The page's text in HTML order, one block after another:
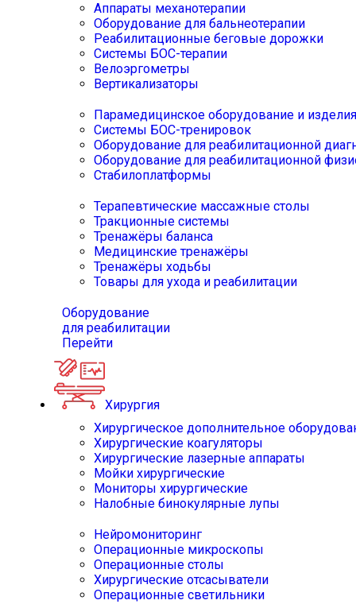
Аппараты механотерапии
Оборудование для бальнеотерапии
Реабилитационные беговые дорожки
Системы БОС-терапии
Велоэргометры
Вертикализаторы
Парамедицинское оборудование и изделия
Системы БОС-тренировок
Оборудование для реабилитационной
Оборудование для реабилитационной
Стабилоплатформы
Терапевтические массажные столы
Тракционные системы
Тренажёры баланса
Медицинские тренажёры
Тренажёры ходьбы
Товары для ухода и реабилитации
Оборудование
для реабилитации
Перейти
Хирургия
Хирургическое дополнительное
Хирургические коагуляторы
Хирургические лазерные аппараты
Мойки хирургические
Мониторы хирургические
Налобные бинокулярные лупы
Нейромониторинг
Операционные микроскопы
Операционные столы
Хирургические отсасыватели
Операционные светильники